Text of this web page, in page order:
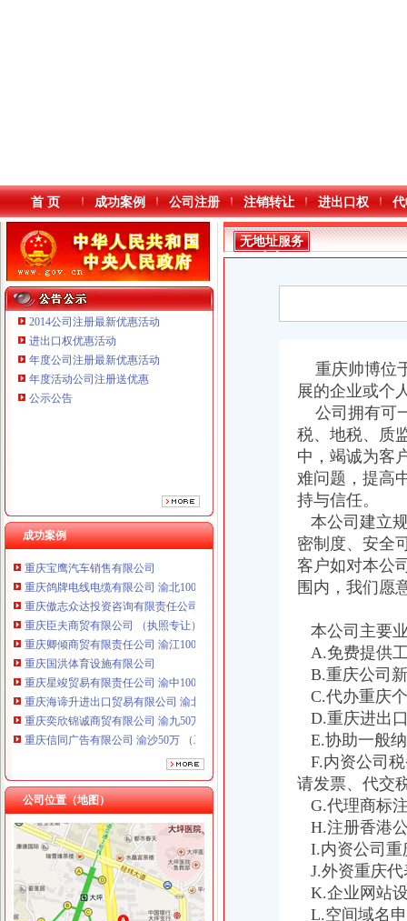
本站导航
首 页 成功案例 公司注册 注销转让 进出口权
2014公司注册最新优惠活动
进出口权优惠活动
年度公司注册最新优惠活动
年度活动公司注册送优惠
公示公告
成功案例
重庆鸽牌电线电缆有限公司 渝北10010万 (进出口权)
重庆傲志众达投资咨询有限责任公司 渝九1000万 （增资）
重庆臣夫商贸有限公司 （执照专让）
重庆奕欣锦诚商贸有限公司 渝九50万 （工商注册）
重庆信同广告有限公司 渝沙50万 （工商注册）
重庆三虹房地产营销策划有限公司
重庆宝鹰汽车销售有限公司
重庆鸽牌电线电缆有限公司 渝北10010万 (进出口权)
重庆傲志众达投资咨询有限责任公司 渝九1000万 （增资）
重庆臣夫商贸有限公司 （执照专让）
重庆卿倾商贸有限责任公司 渝江100万 （工商注册）
重庆国洪体育设施有限公司
重庆星竣贸易有限责任公司 渝中100万 （进出口权）
重庆海谛升进出口贸易有限公司 渝北100万 （进出口权）
重庆奕欣锦诚商贸有限公司 渝九50万 （工商注册）
重庆信同广告有限公司 渝沙50万 （工商注册）
重庆三虹房地产营销策划有限公司
公司位置（地图）
无地址服务中心
兴安盟创佳美室内环境污染净护服务中心,主营：许可经营项目：无
欢迎访问】无锡四季沐歌太能网站无锡各点售后服务-中心无
无地址服务
中心
重庆帅博位
展的企业或个
公司拥有可
税、地税、质
中，竭诚为客
难问题，提高
持与信任。
本公司建立
密制度、安全
客户如对本公
围内，我们愿
本公司主要
A.免费提供
B.重庆公司
C.代办重庆
D.重庆进出
E.协助一般
F.内资公司
请发票、代交
G.代理商标
H.注册香港
I.内资公司重
J.外资重庆代
K.企业网站
L.空间域名